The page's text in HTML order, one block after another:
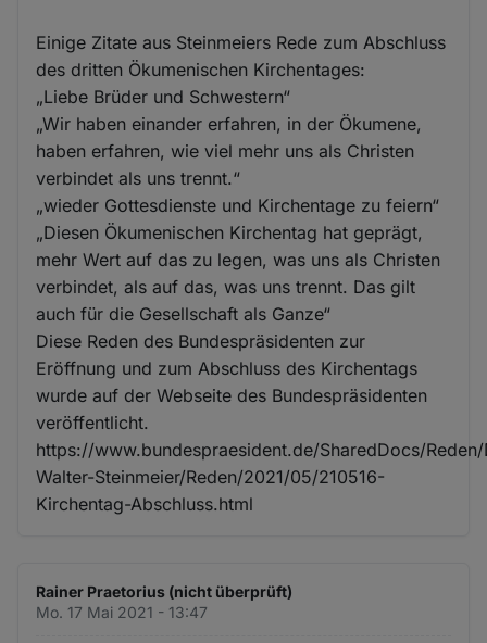
Einige Zitate aus Steinmeiers Rede zum Abschluss
des dritten Ökumenischen Kirchentages:
„Liebe Brüder und Schwestern“
„Wir haben einander erfahren, in der Ökumene,
haben erfahren, wie viel mehr uns als Christen
verbindet als uns trennt.“
„wieder Gottesdienste und Kirchentage zu feiern“
„Diesen Ökumenischen Kirchentag hat geprägt,
mehr Wert auf das zu legen, was uns als Christen
verbindet, als auf das, was uns trennt. Das gilt
auch für die Gesellschaft als Ganze“
Diese Reden des Bundespräsidenten zur
Eröffnung und zum Abschluss des Kirchentags
wurde auf der Webseite des Bundespräsidenten
veröffentlicht.
https://www.bundespraesident.de/SharedDocs/
Walter-Steinmeier/Reden/2021/05/210516-
Kirchentag-Abschluss.html
Rainer Praetorius (nicht überprüft)
Mo. 17 Mai 2021 - 13:47